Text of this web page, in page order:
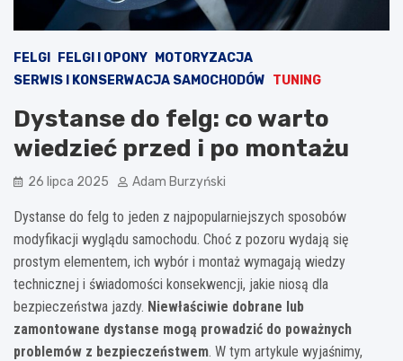
FELGI FELGI I OPONY
MOTORYZACJA
SERWIS I KONSERWACJA SAMOCHODÓW TUNING
Dystanse do felg: co warto
wiedzieć przed i po montażu
26 lipca 2025 Adam Burzyński
Dystanse do felg to jeden z najpopularniejszych sposobów
modyfikacji wyglądu samochodu. Choć z pozoru wydają się
prostym elementem, ich wybór i montaż wymagają wiedzy
technicznej i świadomości konsekwencji, jakie niosą dla
bezpieczeństwa jazdy. Niewłaściwie dobrane lub
zamontowane dystanse mogą prowadzić do poważnych
problemów z bezpieczeństwem. W tym artykule wyjaśnimy,